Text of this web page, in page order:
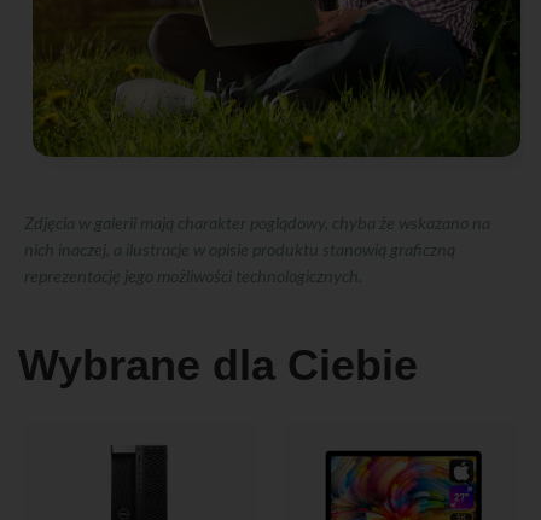
Zdjęcia w galerii mają charakter poglądowy, chyba że wskazano na
nich inaczej, a ilustracje w opisie produktu stanowią graficzną
reprezentację jego możliwości technologicznych.
Wybrane dla Ciebie